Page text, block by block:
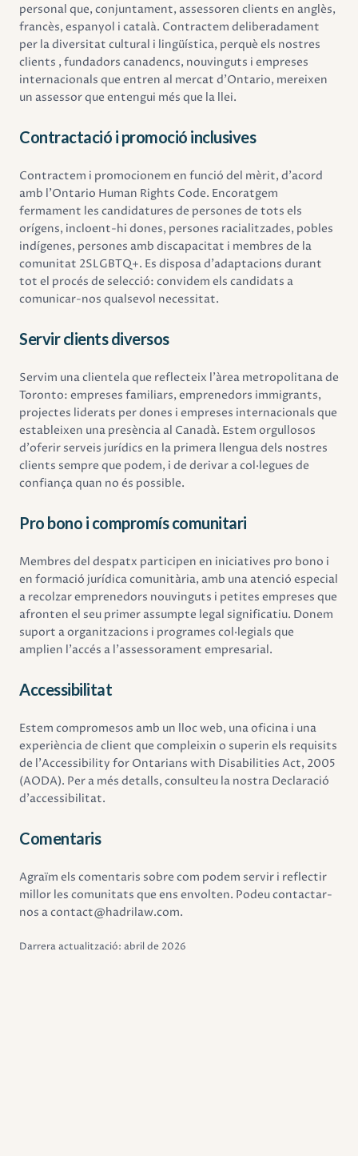
personal que, conjuntament, assessoren clients en anglès,
francès, espanyol i català. Contractem deliberadament
per la diversitat cultural i lingüística, perquè els nostres
clients , fundadors canadencs, nouvinguts i empreses
internacionals que entren al mercat d'Ontario, mereixen
un assessor que entengui més que la llei.
Contractació i promoció inclusives
Contractem i promocionem en funció del mèrit, d'acord
amb l'Ontario Human Rights Code. Encoratgem
fermament les candidatures de persones de tots els
orígens, incloent-hi dones, persones racialitzades, pobles
indígenes, persones amb discapacitat i membres de la
comunitat 2SLGBTQ+. Es disposa d'adaptacions durant
tot el procés de selecció: convidem els candidats a
comunicar-nos qualsevol necessitat.
Servir clients diversos
Servim una clientela que reflecteix l'àrea metropolitana de
Toronto: empreses familiars, emprenedors immigrants,
projectes liderats per dones i empreses internacionals que
estableixen una presència al Canadà. Estem orgullosos
d'oferir serveis jurídics en la primera llengua dels nostres
clients sempre que podem, i de derivar a col·legues de
confiança quan no és possible.
Pro bono i compromís comunitari
Membres del despatx participen en iniciatives pro bono i
en formació jurídica comunitària, amb una atenció especial
a recolzar emprenedors nouvinguts i petites empreses que
afronten el seu primer assumpte legal significatiu. Donem
suport a organitzacions i programes col·legials que
amplien l'accés a l'assessorament empresarial.
Accessibilitat
Estem compromesos amb un lloc web, una oficina i una
experiència de client que compleixin o superin els requisits
de l'Accessibility for Ontarians with Disabilities Act, 2005
(AODA). Per a més detalls, consulteu la nostra Declaració
d'accessibilitat.
Comentaris
Agraïm els comentaris sobre com podem servir i reflectir
millor les comunitats que ens envolten. Podeu contactar-
nos a contact@hadrilaw.com.
Darrera actualització: abril de 2026